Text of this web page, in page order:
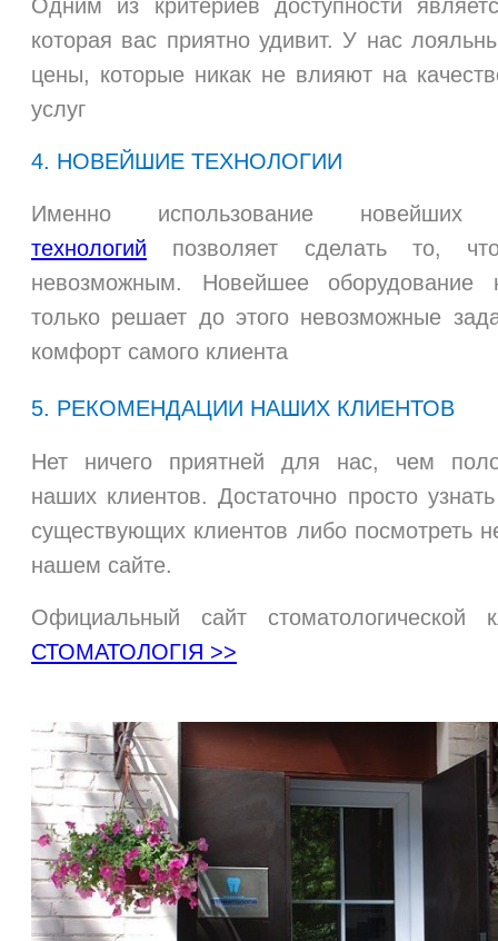
Одним из критериев доступности
которая вас приятно удивит. У нас
цены, которые никак не влияют на
услуг
4. НОВЕЙШИЕ ТЕХНОЛОГИИ
Именно использование
технологий позволяет сделать то,
невозможным. Новейшее оборудование
только решает до этого невозможные
комфорт самого клиента
5. РЕКОМЕНДАЦИИ НАШИХ КЛИЕНТОВ
Нет ничего приятней для нас, чем
наших клиентов. Достаточно просто
существующих клиентов либо посмотреть
нашем сайте.
Официальный сайт стоматологической
СТОМАТОЛОГІЯ >>